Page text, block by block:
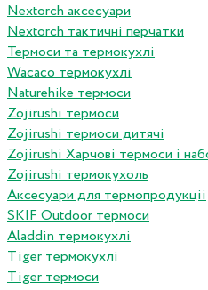
Nextorch аксесуари
Nextorch тактичні перчатки
Термоси та термокухлі
Wacaco термокухлі
Naturehike термоси
Zojirushi термоси
Zojirushi термоси дитячі
Zojirushi Харчові термоси і
Zojirushi термокухоль
Аксесуари для термопродукціі
SKIF Outdoor термоси
Aladdin термокухлі
Tiger термокухлі
Tiger термоси